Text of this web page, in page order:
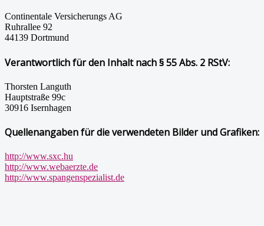
Continentale Versicherungs AG
Ruhrallee 92
44139 Dortmund
Verantwortlich für den Inhalt nach § 55 Abs. 2 RStV:
Thorsten Languth
Hauptstraße 99c
30916 Isernhagen
Quellenangaben für die verwendeten Bilder und Grafiken:
http://www.sxc.hu
http://www.webaerzte.de
http://www.spangenspezialist.de